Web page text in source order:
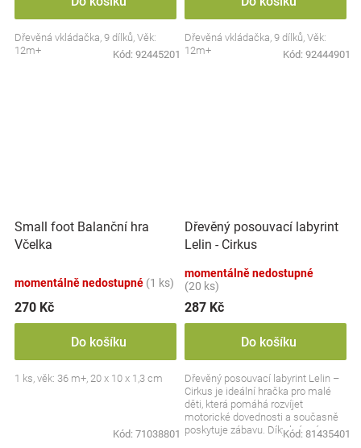
Dřevěná vkládačka, 9 dílků, Věk:
12m+
Kód: 92445201
Dřevěná vkládačka, 9 dílků, Věk:
12m+
Kód: 92444901
Small foot Balanční hra
Včelka
momentálně nedostupné (1 ks)
270 Kč
Do košíku
1 ks, věk: 36 m+, 20 x 10 x 1,3 cm
Kód: 71038801
Dřevěný posouvací labyrint
Lelin - Cirkus
momentálně nedostupné
(20 ks)
287 Kč
Do košíku
Dřevěný posouvací labyrint Lelin –
Cirkus je ideální hračka pro malé
děti, která pomáhá rozvíjet
motorické dovednosti a současně
poskytuje zábavu. Díky krásnému
Kód: 81435401